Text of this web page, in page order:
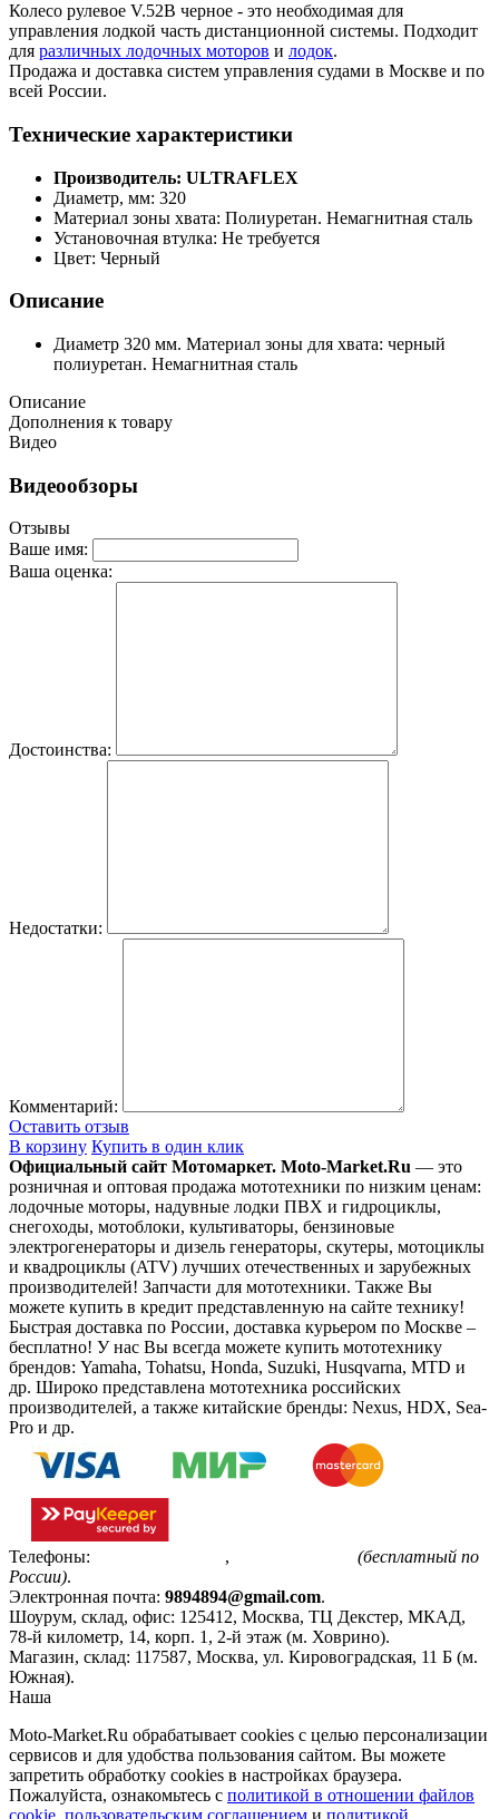
Колесо рулевое V.52B черное - это необходимая для
управления лодкой часть дистанционной системы. Подходит
для различных лодочных моторов и лодок.
Продажа и доставка систем управления судами в Москве и по
всей России.
Технические характеристики
Производитель: ULTRAFLEX
Диаметр, мм: 320
Материал зоны хвата: Полиуретан. Немагнитная сталь
Установочная втулка: Не требуется
Цвет: Черный
Описание
Диаметр 320 мм. Материал зоны для хвата: черный
полиуретан. Немагнитная сталь
Описание
Дополнения к товару
Видео
Видеообзоры
Отзывы
Ваше имя:
Ваша оценка:
Достоинства:
Недостатки:
Комментарий:
Оставить отзыв
В корзину Купить в один клик
Официальный сайт Мотомаркет. Moto-Market.Ru — это
розничная и оптовая продажа мототехники по низким ценам:
лодочные моторы, надувные лодки ПВХ и гидроциклы,
снегоходы, мотоблоки, культиваторы, бензиновые
электрогенераторы и дизель генераторы, скутеры, мотоциклы
и квадроциклы (ATV) лучших отечественных и зарубежных
производителей! Запчасти для мототехники. Также Вы
можете купить в кредит представленную на сайте технику!
Быстрая доставка по России, доставка курьером по Москве –
бесплатно! У нас Вы всегда можете купить мототехнику
брендов: Yamaha, Tohatsu, Honda, Suzuki, Husqvarna, MTD и
др. Широко представлена мототехника российских
производителей, а также китайские бренды: Nexus, HDX, Sea-
Pro и др.
Телефоны: ,
(бесплатный по
России).
Электронная почта: 9894894@gmail.com.
Шоурум, склад, офис: 125412, Москва, ТЦ Декстер, МКАД,
78-й километр, 14, корп. 1, 2-й этаж (м. Ховрино).
Магазин, склад: 117587, Москва, ул. Кировоградская, 11 Б (м.
Южная).
Наша
Moto-Market.Ru обрабатывает сookies с целью персонализации
сервисов и для удобства пользования сайтом. Вы можете
запретить обработку сookies в настройках браузера.
Пожалуйста, ознакомьтесь с политикой в отношении файлов